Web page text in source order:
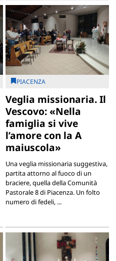
PIACENZA
Veglia missionaria. Il
Vescovo: «Nella
famiglia si vive
l’amore con la A
maiuscola»
Una veglia missionaria suggestiva,
partita attorno al fuoco di un
braciere, quella della Comunità
Pastorale 8 di Piacenza. Un folto
numero di fedeli, ...